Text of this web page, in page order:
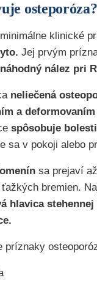
osteporóza?
klinické
Jej prvým
nález pri
neliečená
a
spôsobuje
sa v pokoji alebo
sa prejaví
bremien.
hlavica
príznaky